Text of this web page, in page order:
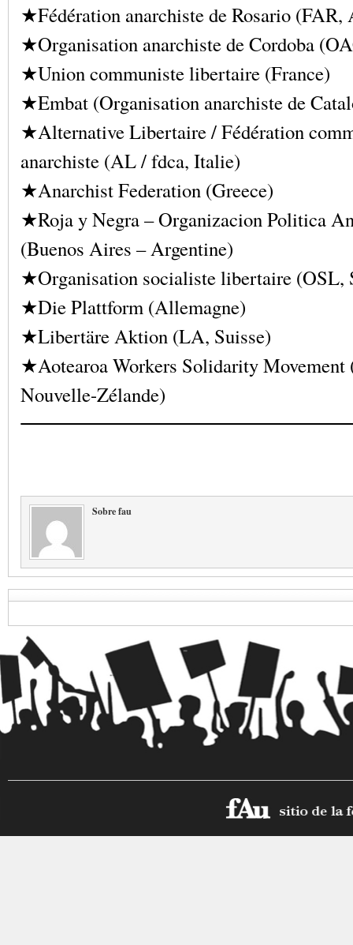
★Fédération anarchiste de Rosario (FAR,
★Organisation anarchiste de Cordoba
★Union communiste libertaire (France)
★Embat (Organisation anarchiste de
★Alternative Libertaire / Fédération
anarchiste (AL / fdca, Italie)
★Anarchist Federation (Greece)
★Roja y Negra – Organizacion Politica
(Buenos Aires – Argentine)
★Organisation socialiste libertaire (OSL,
★Die Plattform (Allemagne)
★Libertäre Aktion (LA, Suisse)
★Aotearoa Workers Solidarity Movement
Nouvelle-Zélande)
Sobre fau